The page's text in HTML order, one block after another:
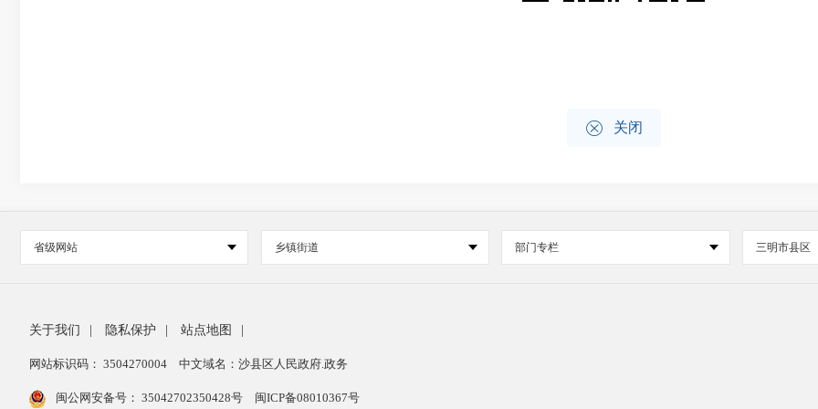
 关闭
省级网站 乡镇街道 部门专栏 三明市县区
关于我们 隐私保护 站点地图
网站标识码： 3504270004 中文域名：沙县区人民政府.政务
闽公网安备号： 35042702350428号 闽ICP备08010367号